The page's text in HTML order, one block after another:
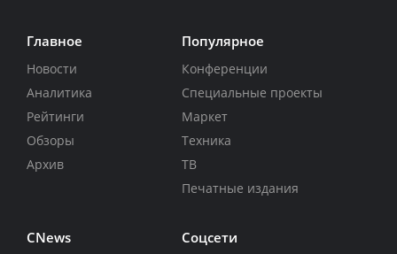
Главное
Новости
Аналитика
Рейтинги
Обзоры
Архив
Популярное
Конференции
Специальные проекты
Маркет
Техника
ТВ
Печатные издания
CNews Соцсети